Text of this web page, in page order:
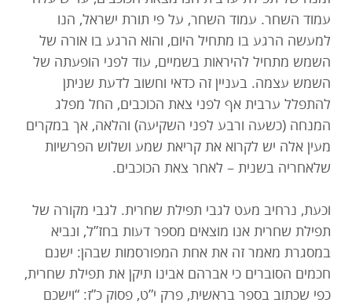
עמוד השחר. עמוד השחר, על פי תורת ישראל, הנו
למעשה הרגע בו מתחיל היום, והוא הרגע בו אורה של
השמש מתחיל להיראות בשמיים, עוד לפני הופעתה של
השמש עצמה. בעניין זה כדאי וחשוב לדעת שניתן
להתפלל ערבית אף לפני צאת הכוכבים, החל מפלג
המנחה (כשעה ורבע לפני השקיעה) והלאה, אך במקרים
מעין אלה יש לקרוא את קריאת שמע ושלוש הפרשיות
שלאחריה בשנית – לאחר צאת הכוכבים.
וכעת, נרחיב מעט לגבי תפילת שחרית. לגבי מקורה של
תפילת שחרית אנו מוצאים מספר דעות בחז”ל, ונביא
במסגרת מאמר זה את אחת המפורסמות שבהן: ישנם
חכמים הסוברים כי אברהם אבינו תיקן את תפילת שחרית,
כפי שכתוב בספר בראשית, פרק י”ט, פסוק כ”ז: “וישכם